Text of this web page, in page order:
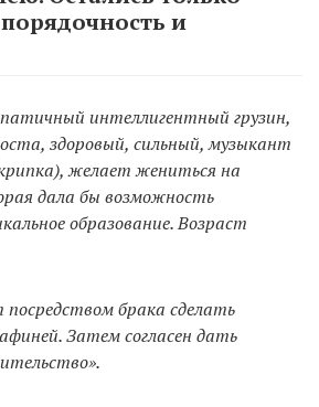
и
интеллигентный грузин,
здоровый, сильный, музыкант
желает жениться на
дала бы возможность
образование. Возраст
брака сделать
Затем согласен дать